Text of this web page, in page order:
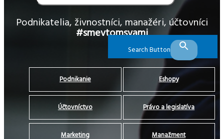
Search Button
Podnikatelia, živnostníci, manažéri, účtovníci
#smevtomsvami
Podnikanie Eshopy
Účtovníctvo Právo a legislatíva
Marketing Manažment